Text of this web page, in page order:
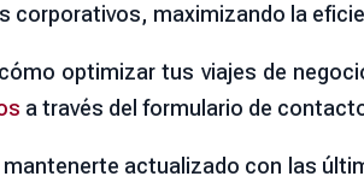
corporativos, maximizando la
optimizar tus viajes de
a través del formulario de
mantenerte actualizado con las